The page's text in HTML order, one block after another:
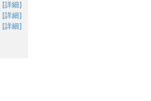
[詳細]
[詳細]
[詳細]